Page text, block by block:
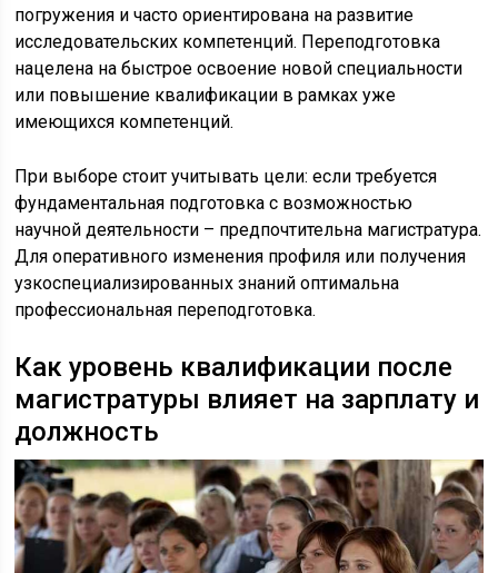
погружения и часто ориентирована на развитие
исследовательских компетенций. Переподготовка
нацелена на быстрое освоение новой специальности
или повышение квалификации в рамках уже
имеющихся компетенций.
При выборе стоит учитывать цели: если требуется
фундаментальная подготовка с возможностью
научной деятельности – предпочтительна магистратура.
Для оперативного изменения профиля или получения
узкоспециализированных знаний оптимальна
профессиональная переподготовка.
Как уровень квалификации после
магистратуры влияет на зарплату и
должность